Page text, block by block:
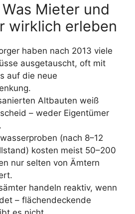
Mieter und
wirklich erleben
haben nach 2013 viele
ausgetauscht, oft mit
auf die neue
Altbauten weiß
– weder Eigentümer
(nach 8–12
kosten meist 50–200
nur selten von Ämtern
handeln reaktiv, wenn
– flächendeckende